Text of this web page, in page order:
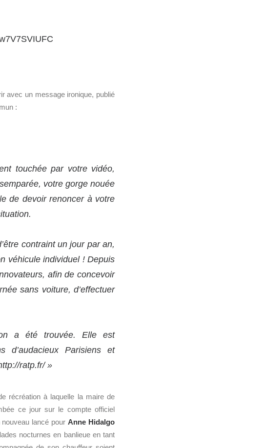
avec un message ironique, publié
:
touchée par votre vidéo,
votre gorge nouée
de devoir renoncer à votre
contraint un jour par an,
véhicule individuel ! Depuis
afin de concevoir
sans voiture, d’effectuer
a été trouvée. Elle est
d’audacieux Parisiens et
ratp.fr/»
récréation à laquelle la maire de
ce jour sur le compte officiel
nouveau lancé pourAnne Hidalgo
nocturnes en banlieue en tant